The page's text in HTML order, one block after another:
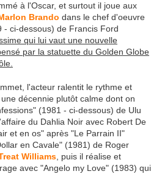
à l'Oscar, et surtout il joue aux
Brando dans le chef d'oeuvre
- ci-dessous) de Francis Ford
qui lui vaut une nouvelle
par la statuette du Golden Globe
l'acteur ralentit le rythme et
décennie plutôt calme dont on
(1981 - ci-dessous) de Ulu
du Dahlia Noir avec Robert De
et en os" après "Le Parrain II"
en Cavale" (1981) de Roger
Williams , puis il réalise et
avec "Angelo my Love" (1983) qui